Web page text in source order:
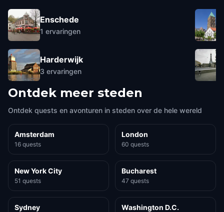
Enschede
1 ervaringen
Harderwijk
3 ervaringen
Ontdek meer steden
Ontdek quests en avonturen in steden over de hele wereld
Amsterdam
16 quests
London
60 quests
New York City
51 quests
Bucharest
47 quests
Sydney Washington D.C.